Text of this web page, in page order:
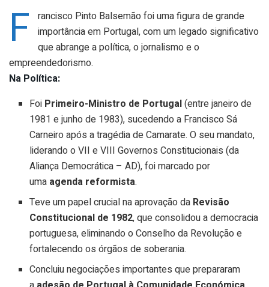
F
rancisco Pinto Balsemão foi uma figura de grande
importância em Portugal, com um legado significativo
que abrange a política, o jornalismo e o
empreendedorismo.
Na Política:
​Foi Primeiro-Ministro de Portugal(entre janeiro de
1981 e junho de 1983), sucedendo a Francisco Sá
Carneiro após a tragédia de Camarate. O seu mandato,
liderando o VII e VIII Governos Constitucionais (da
Aliança Democrática – AD), foi marcado por
uma agenda reformista.
​Teve um papel crucial na aprovação da Revisão
Constitucional de 1982, que consolidou a democracia
portuguesa, eliminando o Conselho da Revolução e
fortalecendo os órgãos de soberania.
​Concluiu negociações importantes que prepararam